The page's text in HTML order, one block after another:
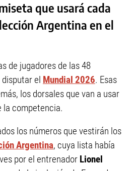
que usará cada
Argentina en el
de jugadores de las 48
el Mundial 2026. Esas
los dorsales que van a usar
competencia.
los números que vestirán los
Argentina, cuya lista había
por el entrenador Lionel